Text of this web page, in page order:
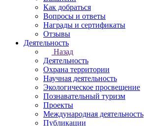
Как добраться
Вопросы и ответы
Награды и сертификаты
Отзывы
Деятельность
Назад
Деятельность
Охрана территории
Научная деятельность
Экологическое просвещение
Познавательный туризм
Проекты
Международная деятельность
Публикации